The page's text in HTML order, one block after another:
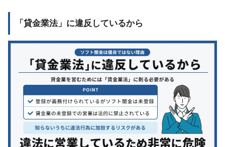
「貸金業法」に違反しているから